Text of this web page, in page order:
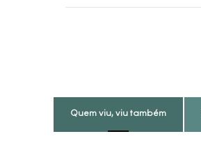
Quem viu, viu também